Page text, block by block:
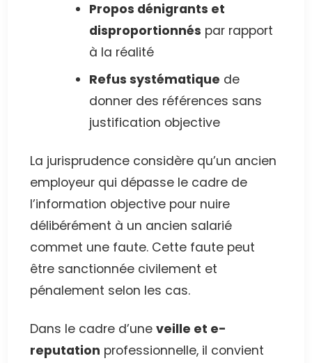
Propos dénigrants et
disproportionnés par rapport
à la réalité
Refus systématique de
donner des références sans
justification objective
La jurisprudence considère qu’un ancien
employeur qui dépasse le cadre de
l’information objective pour nuire
délibérément à un ancien salarié
commet une faute. Cette faute peut
être sanctionnée civilement et
pénalement selon les cas.
Dans le cadre d’uneveille et e-
reputation professionnelle, il convient